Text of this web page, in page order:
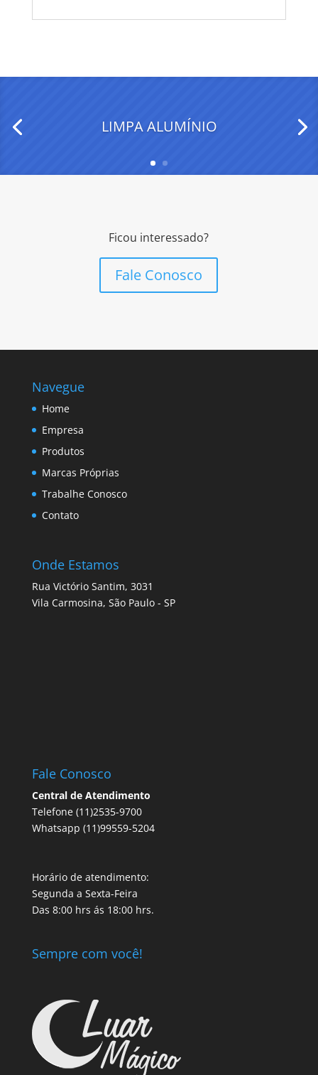
LIMPA ALUMÍNIO
Ficou interessado?
Fale Conosco
Navegue
Home
Empresa
Produtos
Marcas Próprias
Trabalhe Conosco
Contato
Onde Estamos
Rua Victório Santim, 3031
Vila Carmosina, São Paulo - SP
Fale Conosco
Central de Atendimento
Telefone (11)2535-9700
Whatsapp (11)99559-5204
Horário de atendimento:
Segunda a Sexta-Feira
Das 8:00 hrs ás 18:00 hrs.
Sempre com você!